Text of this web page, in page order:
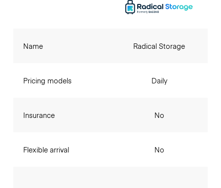
Name
Pricing models
Insurance
Flexible arrival
Radical Storage
Daily
No
No